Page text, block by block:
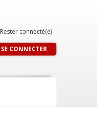
Rester connecté(e)